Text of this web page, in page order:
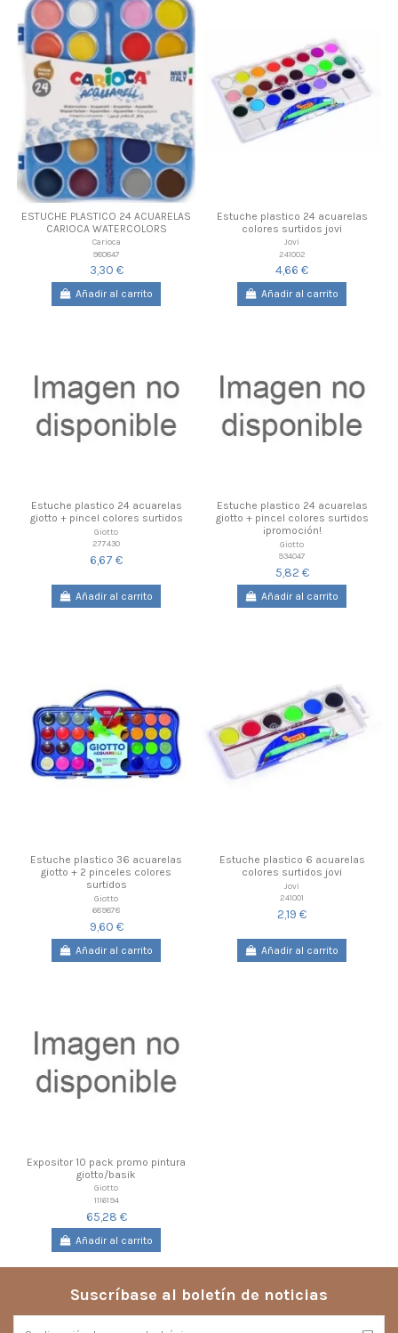
ESTUCHE PLASTICO 24 ACUARELAS
CARIOCA WATERCOLORS
Carioca
980847
3,30 €
Añadir al carrito
Estuche plastico 24 acuarelas
colores surtidos jovi
Jovi
241002
4,66 €
Añadir al carrito
Estuche plastico 24 acuarelas
giotto + pincel colores surtidos
Giotto
277430
6,67 €
Añadir al carrito
Estuche plastico 24 acuarelas
giotto + pincel colores surtidos
¡promoción!
Giotto
934047
5,82 €
Añadir al carrito
Estuche plastico 36 acuarelas
giotto + 2 pinceles colores
surtidos
Giotto
689878
9,60 €
Añadir al carrito
Estuche plastico 6 acuarelas
colores surtidos jovi
Jovi
241001
2,19 €
Añadir al carrito
Expositor 10 pack promo pintura
giotto/basik
Giotto
1116194
65,28 €
Añadir al carrito
Suscríbase al boletín de noticias